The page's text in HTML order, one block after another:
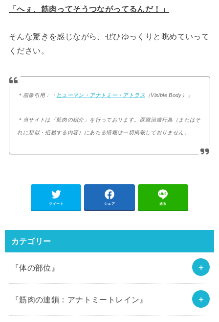
「へぇ、筋肉ってそうつながってるんだ！」
そんな驚きを感じながら、ぜひゆっくりと眺めていって
ください。
＊画像引用：「 ヒューマン・アナトミー・アトラス （Visible Body）」
＊当サイトは「筋肉の紹介」を行っております。医療治療行為（またはそ
れに類似・抵触する内容）にあたる情報は一切掲載しておりません。
ツイート シェア 送る
カテゴリー
『体の部位』
『筋肉の連鎖：アナトミートレイン』